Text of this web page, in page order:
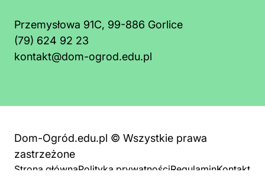
Przemysłowa 91C, 99-886 Gorlice
(79) 624 92 23
kontakt@dom-ogrod.edu.pl
Dom-Ogród.edu.pl © Wszystkie prawa
zastrzeżone
Strona głównaPolityka prywatnościRegulaminKontakt